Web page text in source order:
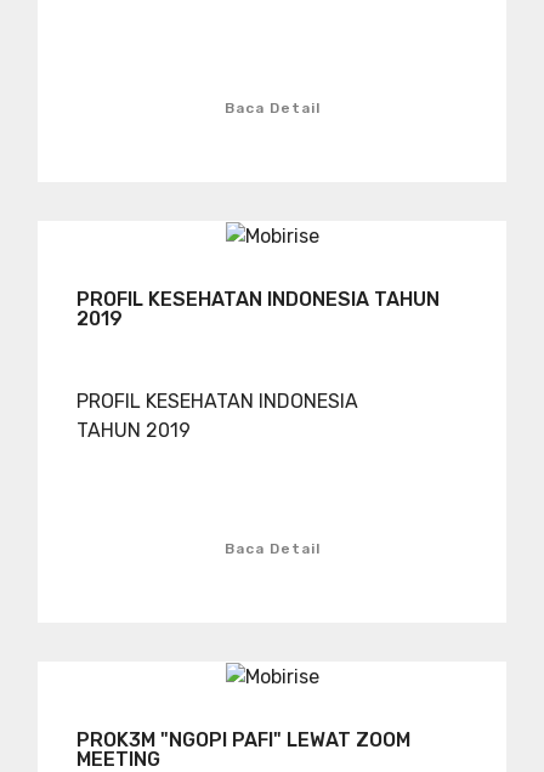
Baca Detail
PROFIL KESEHATAN INDONESIA TAHUN
2019
PROFIL KESEHATAN INDONESIA
TAHUN 2019
Baca Detail
PROK3M "NGOPI PAFI" LEWAT ZOOM
MEETING